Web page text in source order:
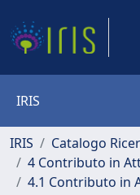
IRIS
IRIS
Catalogo
4 Contributo in
4.1 Contributo in